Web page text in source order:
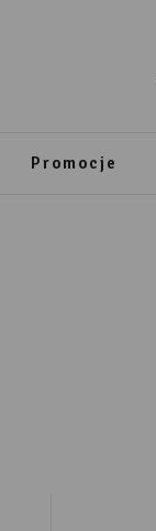
Promocje